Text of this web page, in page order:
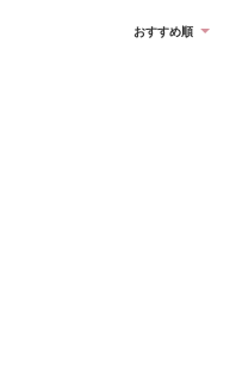
おすすめ順